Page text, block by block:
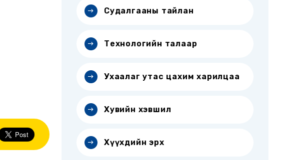
Судалгааны тайлан
Технологийн талаар
Ухаалаг утас цахим харилцаа
Хувийн хэвшил
Хүүхдийн эрх